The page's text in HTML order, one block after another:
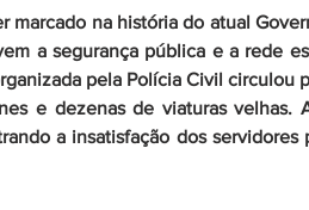
marcado na história do atual
a segurança pública e a rede
pela Polícia Civil circulou
e dezenas de viaturas
a insatisfação dos